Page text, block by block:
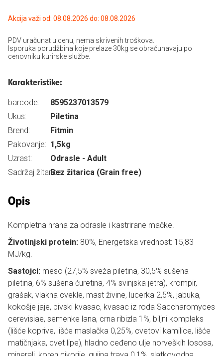
Akcija važi od: 08.08.2026 do: 08.08.2026
PDV uračunat u cenu, nema skrivenih troškova.
Isporuka porudžbina koje prelaze 30kg se obračunavaju po
cenovniku kurirske službe.
Karakteristike:
barcode:
8595237013579
Ukus:
Piletina
Brend:
Fitmin
Pakovanje: 1,5kg
Uzrast:
Odrasle - Adult
Sadržaj žitarica:Bez žitarica (Grain free)
Opis
Kompletna hrana za odrasle i kastrirane mačke.
Životinjski protein: 80%, Energetska vrednost: 15,83
MJ/kg.
Sastojci: meso (27,5% sveža piletina, 30,5% sušena
piletina, 6% sušena ćuretina, 4% svinjska jetra), krompir,
grašak, vlakna cvekle, mast živine, lucerka 2,5%, jabuka,
kokošje jaje, pivski kvasac, kvasac iz roda Saccharomyces
cerevisiae, semenke lana, crna ribizla 1%, biljni kompleks
(lišće koprive, lišće maslačka 0,25%, cvetovi kamilice, lišće
matičnjaka, cvet lipe), hladno ceđeno ulje norveških lososa,